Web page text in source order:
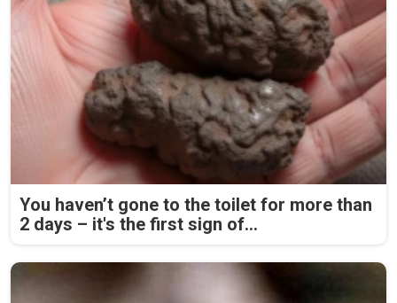
You haven’t gone to the toilet for more than
2 days – it's the first sign of...